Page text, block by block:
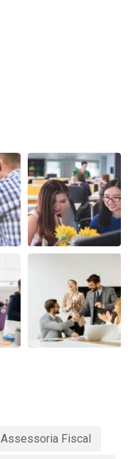
Assessoria Fiscal